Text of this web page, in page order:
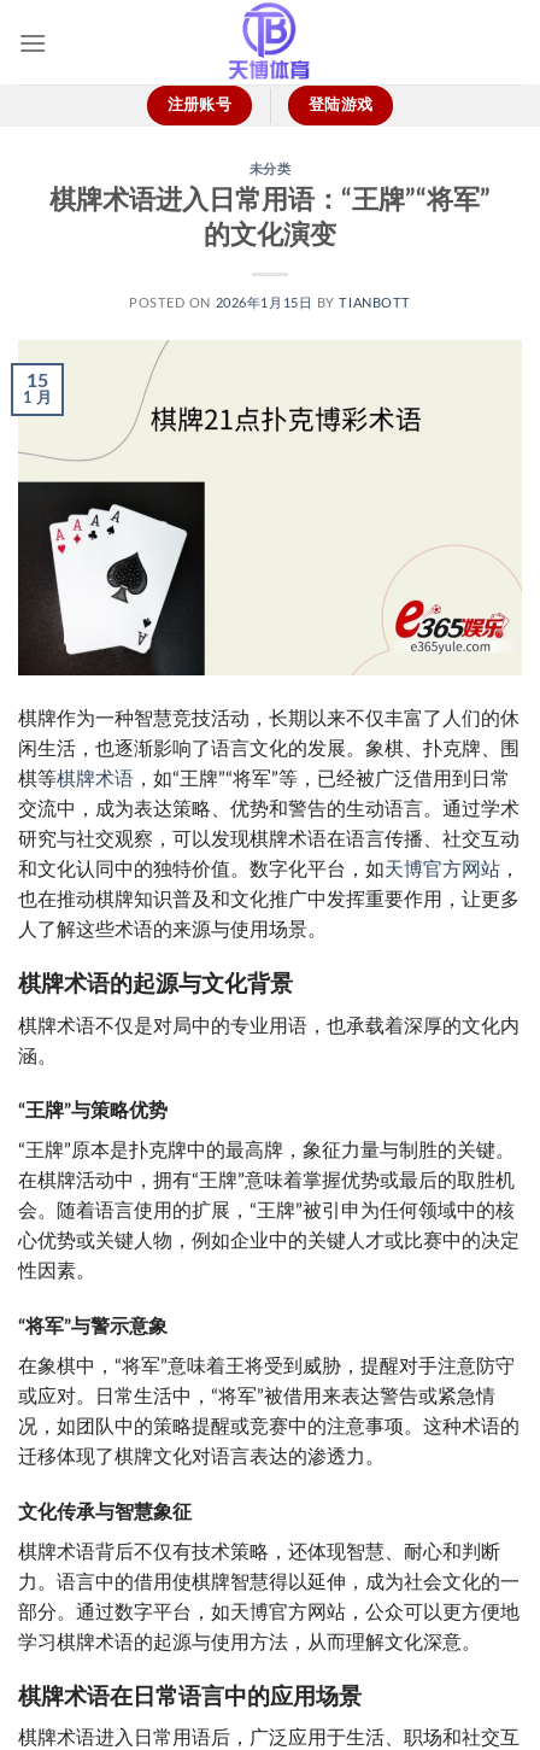
注册账号 登陆游戏
未分类
棋牌术语进入日常用语：“王牌”“将军”
的文化演变
POSTED ON 2026年1月15日 BYTIANBOTT
15
1 月
棋牌作为一种智慧竞技活动，长期以来不仅丰富了人们的休
闲生活，也逐渐影响了语言文化的发展。象棋、扑克牌、围
棋等棋牌术语 ，如“王牌”“将军”等，已经被广泛借用到日常
交流中，成为表达策略、优势和警告的生动语言。通过学术
研究与社交观察，可以发现棋牌术语在语言传播、社交互动
和文化认同中的独特价值。数字化平台，如天博官方网站 ，
也在推动棋牌知识普及和文化推广中发挥重要作用，让更多
人了解这些术语的来源与使用场景。
棋牌术语的起源与文化背景
棋牌术语不仅是对局中的专业用语，也承载着深厚的文化内
涵。
“王牌”与策略优势
“王牌”原本是扑克牌中的最高牌，象征力量与制胜的关键。
在棋牌活动中，拥有“王牌”意味着掌握优势或最后的取胜机
会。随着语言使用的扩展，“王牌”被引申为任何领域中的核
心优势或关键人物，例如企业中的关键人才或比赛中的决定
性因素。
“将军”与警示意象
在象棋中，“将军”意味着王将受到威胁，提醒对手注意防守
或应对。日常生活中，“将军”被借用来表达警告或紧急情
况，如团队中的策略提醒或竞赛中的注意事项。这种术语的
迁移体现了棋牌文化对语言表达的渗透力。
文化传承与智慧象征
棋牌术语背后不仅有技术策略，还体现智慧、耐心和判断
力。语言中的借用使棋牌智慧得以延伸，成为社会文化的一
部分。通过数字平台，如天博官方网站，公众可以更方便地
学习棋牌术语的起源与使用方法，从而理解文化深意。
棋牌术语在日常语言中的应用场景
棋牌术语进入日常用语后，广泛应用于生活、职场和社交互